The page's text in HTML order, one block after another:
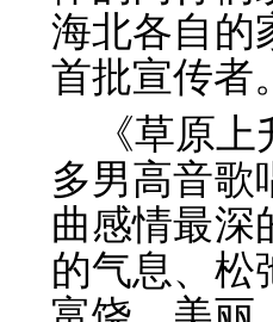
海北各自的
首批宣传者。
《草原
多男高音歌
曲感情最深
的气息、松